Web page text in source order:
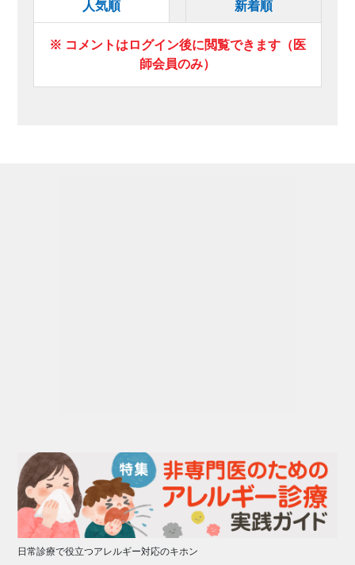
人気順 新着順
※ コメントはログイン後に閲覧できます（医
師会員のみ）
日常診療で役立つアレルギー対応のキホン